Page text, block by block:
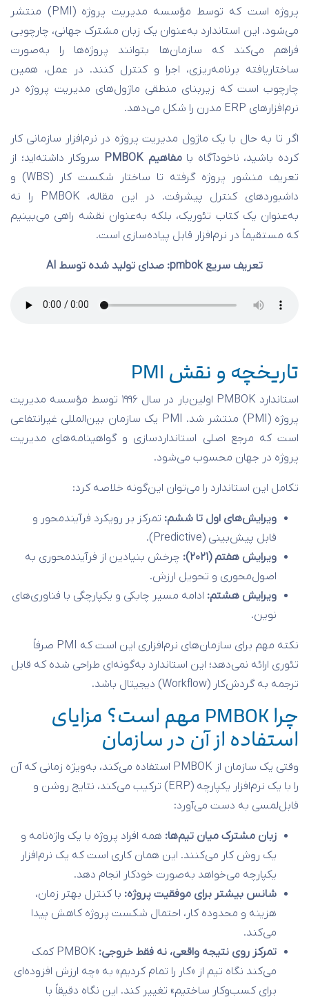
پروژه است که توسط مؤسسه مدیریت پروژه (PMI) منتشر
می‌شود. این استاندارد به‌عنوان یک زبان مشترک جهانی، چارچوبی
فراهم می‌کند که سازمان‌ها بتوانند پروژه‌ها را به‌صورت
ساختاریافته برنامه‌ریزی، اجرا و کنترل کنند. در عمل، همین
چارچوب است که زیربنای منطقی ماژول‌های مدیریت پروژه در
نرم‌افزارهای ERP مدرن را شکل می‌دهد.
اگر تا به حال با یک ماژول مدیریت پروژه در نرم‌افزار سازمانی کار
کرده باشید، ناخودآگاه بامفاهیم PMBOK
سروکار داشته‌اید؛ از
تعریف منشور پروژه گرفته تا ساختار شکست کار (WBS) و
داشبوردهای کنترل پیشرفت. در این مقاله، PMBOK را نه
به‌عنوان یک کتاب تئوریک، بلکه به‌عنوان نقشه راهی می‌بینیم
که مستقیماً در نرم‌افزار قابل پیاده‌سازی است.
تعریف سریع pmbok: صدای تولید شده توسط AI
تاریخچه و نقش PMI
استاندارد PMBOK اولین‌بار در سال ۱۹۹۶ توسط مؤسسه مدیریت
پروژه (PMI) منتشر شد. PMI یک سازمان بین‌المللی غیرانتفاعی
است که مرجع اصلی استانداردسازی و گواهینامه‌های مدیریت
پروژه در جهان محسوب می‌شود.
تکامل این استاندارد را می‌توان این‌گونه خلاصه کرد:
ویرایش‌های اول تا ششم: تمرکز بر رویکرد فرآیندمحور و
قابل پیش‌بینی (Predictive).
ویرایش هفتم (۲۰۲۱):
چرخش بنیادین از فرآیندمحوری به
اصول‌محوری و تحویل ارزش.
ویرایش هشتم: ادامه مسیر چابکی و یکپارچگی با فناوری‌های
نوین.
نکته مهم برای سازمان‌های نرم‌افزاری این است که PMI صرفاً
تئوری ارائه نمی‌دهد؛ این استاندارد به‌گونه‌ای طراحی شده که قابل
ترجمه به گردش‌کار (Workflow) دیجیتال باشد.
چرا PMBOK مهم است؟ مزایای
استفاده از آن در سازمان
وقتی یک سازمان از PMBOK استفاده می‌کند، به‌ویژه زمانی که آن
را با یک نرم‌افزار یکپارچه (ERP) ترکیب می‌کند، نتایج روشن و
قابل‌لمسی به دست می‌آورد:
زبان مشترک میان تیم‌ها: همه افراد پروژه با یک واژه‌نامه و
یک روش کار می‌کنند. این همان کاری است که یک نرم‌افزار
یکپارچه می‌خواهد به‌صورت خودکار انجام دهد.
شانس بیشتر برای موفقیت پروژه: با کنترل بهتر زمان،
هزینه و محدوده کار، احتمال شکست پروژه کاهش پیدا
می‌کند.
تمرکز روی نتیجه واقعی، نه فقط خروجی:
PMBOK کمک
می‌کند نگاه تیم از «کار را تمام کردیم» به «چه ارزش افزوده‌ای
برای کسب‌وکار ساختیم» تغییر کند. این نگاه دقیقاً با